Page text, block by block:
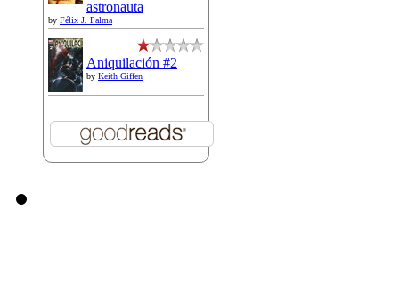
astronauta
by Félix J. Palma
Aniquilación #2
by Keith Giffen